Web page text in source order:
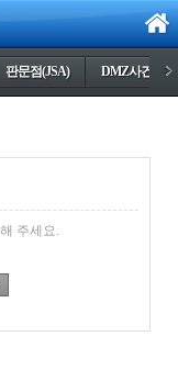
판문점(JSA) DMZ사건들 >
주세요.